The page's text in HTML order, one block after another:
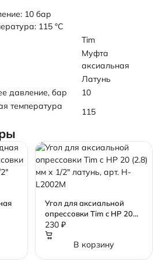
10 бар
115 °С
Tim
Муфта
аксиальная
Латунь
давление, бар
10
температура
115
Угол для аксиальной
опрессовки Tim c НР 20
(2.8) мм х 1/2" латунь, арт.
H-L2002M
230 ₽
В корзину